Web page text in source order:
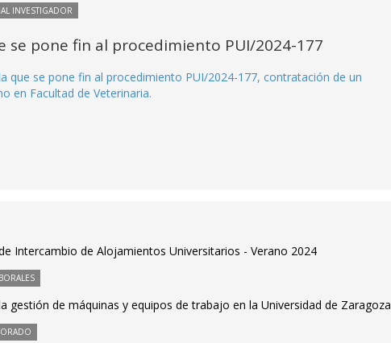
INVESTIGADOR
se pone fin al procedimiento PUI/2024-177
que se pone fin al procedimiento PUI/2024-177, contratación de un
en Facultad de Veterinaria.
Intercambio de Alojamientos Universitarios - Verano 2024
gestión de máquinas y equipos de trabajo en la Universidad de Zaragoza